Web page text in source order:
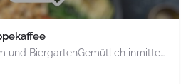
ein Dorftreff mit Gastraum und BiergartenGemütlich inmitten unserem idyllischen Trais Münzenberg, entlang…